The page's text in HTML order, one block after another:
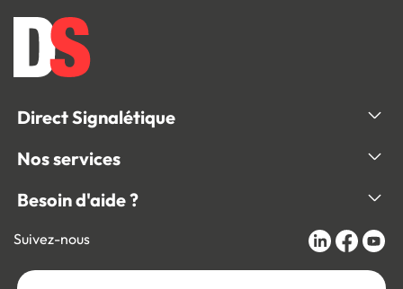
Direct Signalétique
Nos services
Besoin d'aide ?
Suivez-nous